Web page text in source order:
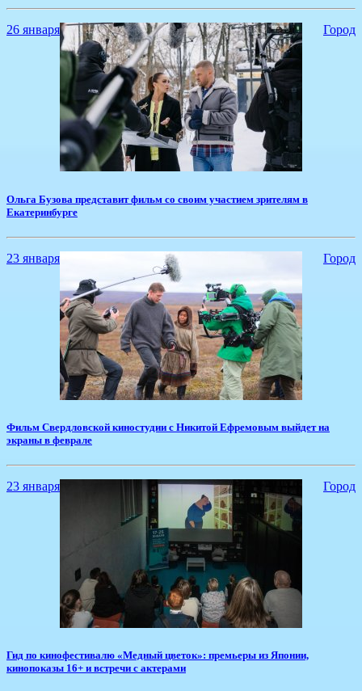
26 января Город
​Ольга Бузова представит фильм со своим участием зрителям в
Екатеринбурге
23 января Город
​Фильм Свердловской киностудии с Никитой Ефремовым выйдет на
экраны в феврале
23 января Город
​Гид по кинофестивалю «Медный цветок»: премьеры из Японии,
кинопоказы 16+ и встречи с актерами